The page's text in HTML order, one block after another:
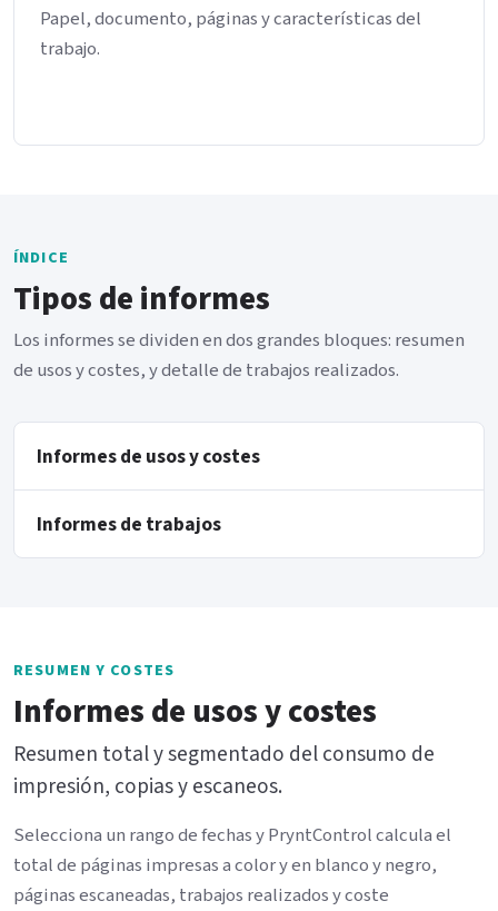
Papel, documento, páginas y características del
trabajo.
ÍNDICE
Tipos de informes
Los informes se dividen en dos grandes bloques: resumen
de usos y costes, y detalle de trabajos realizados.
Informes de usos y costes
Informes de trabajos
RESUMEN Y COSTES
Informes de usos y costes
Resumen total y segmentado del consumo de
impresión, copias y escaneos.
Selecciona un rango de fechas y PryntControl calcula el
total de páginas impresas a color y en blanco y negro,
páginas escaneadas, trabajos realizados y coste